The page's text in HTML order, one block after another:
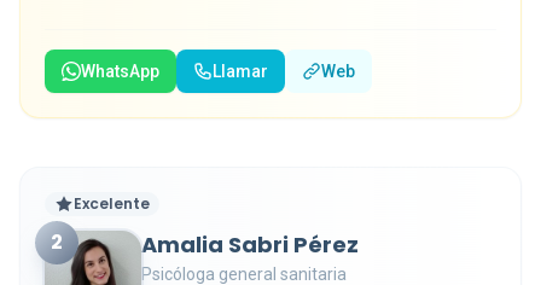
WhatsApp Llamar Web
Excelente
2 Amalia Sabri Pérez
Psicóloga general sanitaria